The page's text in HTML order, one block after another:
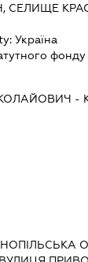
СЕЛИЩЕ
Україна
фонду
-